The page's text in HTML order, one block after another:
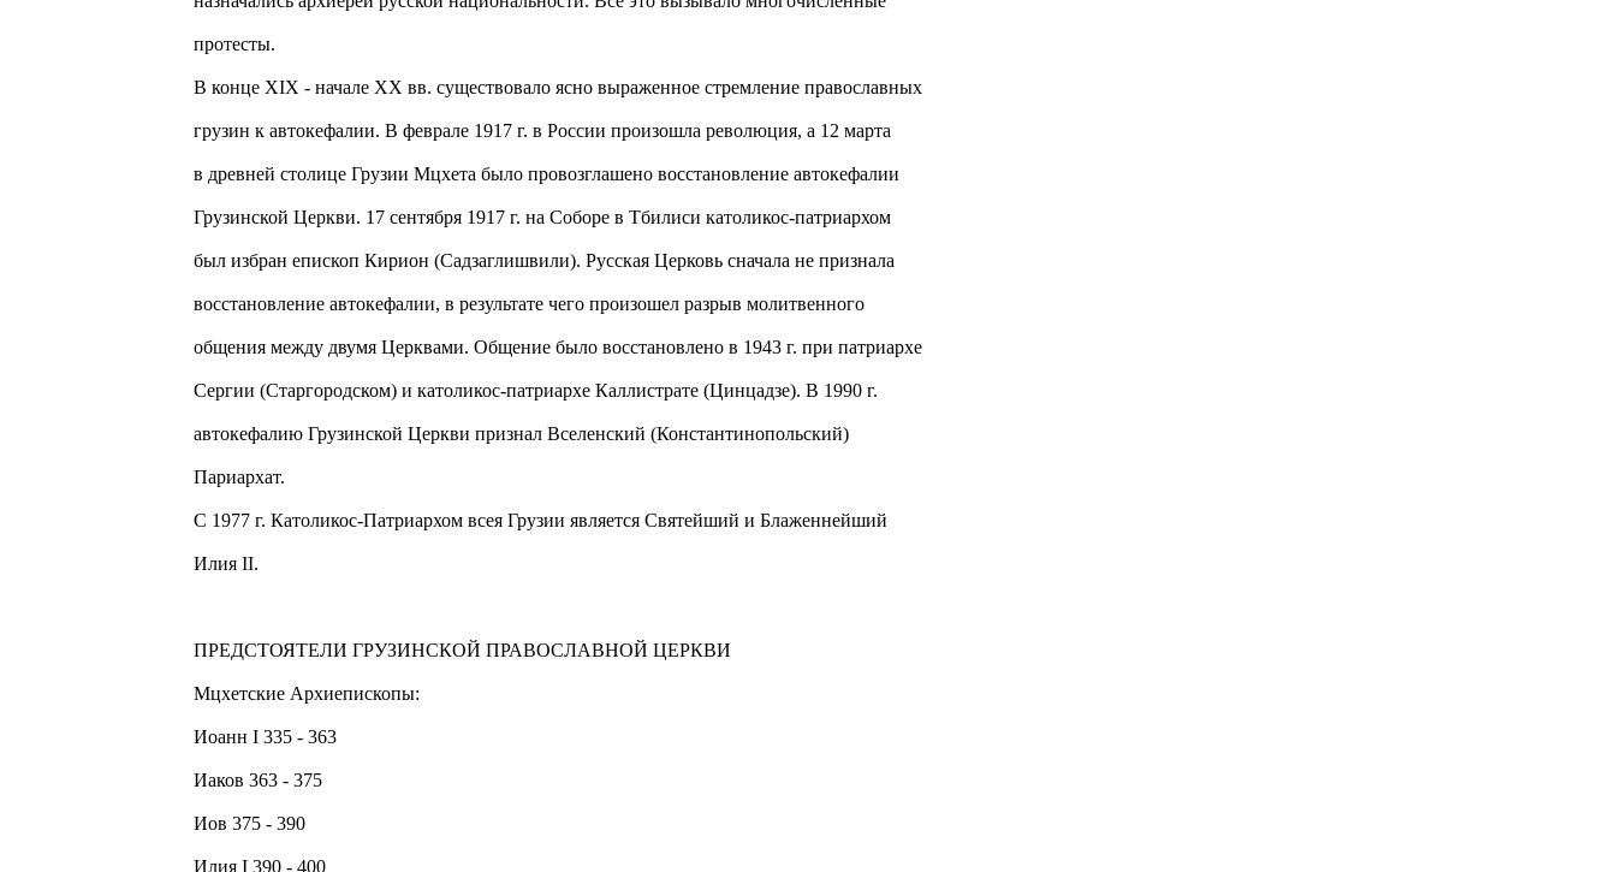
протесты.
В конце XIX - начале XX вв. существовало ясно выраженное стремление православных
грузин к автокефалии. В феврале 1917 г. в России произошла революция, а 12 марта
в древней столице Грузии Мцхета было провозглашено восстановление автокефалии
Грузинской Церкви. 17 сентября 1917 г. на Соборе в Тбилиси католикос-патриархом
был избран епископ Кирион (Садзаглишвили). Русская Церковь сначала не признала
восстановление автокефалии, в результате чего произошел разрыв молитвенного
общения между двумя Церквами. Общение было восстановлено в 1943 г. при патриархе
Сергии (Старгородском) и католикос-патриархе Каллистрате (Цинцадзе). В 1990 г.
автокефалию Грузинской Церкви признал Вселенский (Константинопольский)
Париархат.
С 1977 г. Католикос-Патриархом всея Грузии является Святейший и Блаженнейший
Илия II.
ПРЕДСТОЯТЕЛИ ГРУЗИНСКОЙ ПРАВОСЛАВНОЙ ЦЕРКВИ
Мцхетские Архиепископы:
Иоанн I 335 - 363
Иаков 363 - 375
Иов 375 - 390
Илия I 390 - 400